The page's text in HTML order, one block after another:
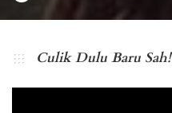
Culik Dulu Baru Sah!